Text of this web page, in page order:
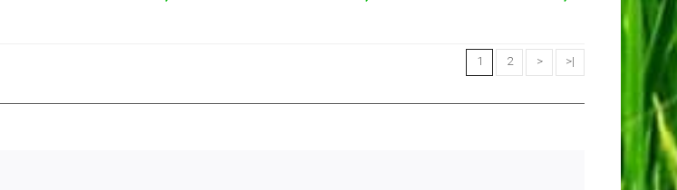
1 2 > >|